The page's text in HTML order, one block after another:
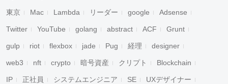
東京 Mac Lambda リーダー google Adsense
Twitter YouTube golang abstract ACF Grunt
gulp riot flexbox jade Pug 経理 designer
web3 nft crypto 暗号資産 クリプト Blockchain
IP 正社員 システムエンジニア SE UXデザイナー